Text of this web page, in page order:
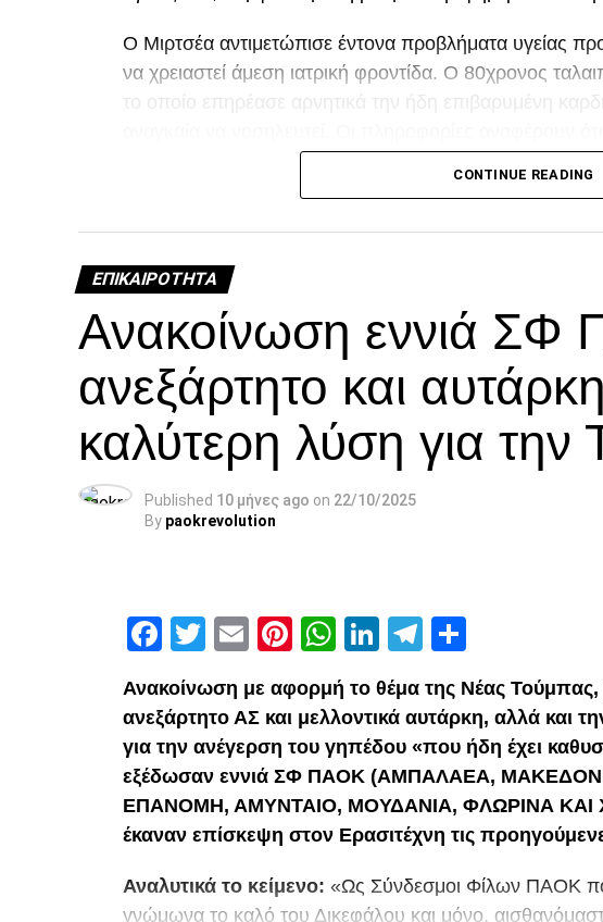
Ο Μιρτσέα αντιμετώπισε έντονα προβλήματα υγείας
να χρειαστεί άμεση ιατρική φροντίδα. Ο 80χρονος
το οποίο επηρέασε αρνητικά την ήδη επιβαρυμένη
τη διάρκεια της νοσηλείας του.
CONTINUE READING
ΕΠΙΚΑΙΡΌΤΗΤΑ
Ανακοίνωση εννιά
ανεξάρτητο και
καλύτερη λύση για
Published 10 μήνες ago on 22/10/2025
By paokrevolution
Facebook
Twitter
EmailPinterest
WhatsApp
LinkedIn
Telegram
Ανακοίνωση με αφορμή το θέμα της Νέας
ανεξάρτητο ΑΣ και μελλοντικά αυτάρκη, αλλά και
για την ανέγερση του γηπέδου «που ήδη έχει
εξέδωσαν εννιά ΣΦ ΠΑΟΚ (ΑΜΠΑΛΑΕΑ,
ΕΠΑΝΟΜΗ, ΑΜΥΝΤΑΙΟ, ΜΟΥΔΑΝΙΑ, ΦΛΩΡΙΝΑ ΚΑΙ
έκαναν επίσκεψη στον Ερασιτέχνη τις
Αναλυτικά το κείμενο: «Ως Σύνδεσμοι Φίλων ΠΑΟΚ
γνώμωνα το καλό του Δικεφάλου και μόνο,